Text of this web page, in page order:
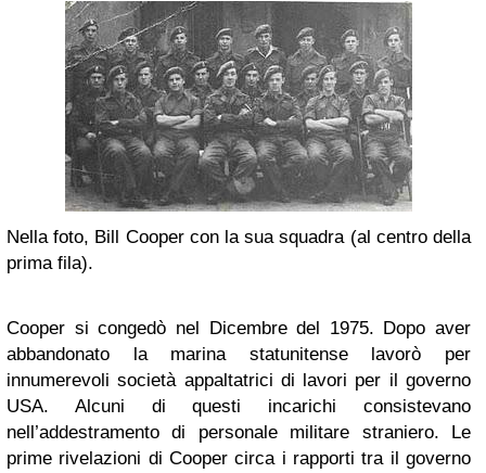
Nella foto, Bill Cooper con la sua squadra (al centro della
prima fila).
Cooper si congedò nel Dicembre del 1975. Dopo aver
abbandonato la marina statunitense lavorò per
innumerevoli società appaltatrici di lavori per il governo
USA. Alcuni di questi incarichi consistevano
nell’addestramento di personale militare straniero. Le
prime rivelazioni di Cooper circa i rapporti tra il governo